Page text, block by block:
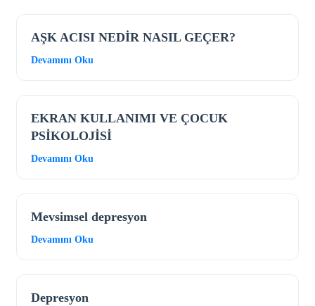
AŞK ACISI NEDİR NASIL GEÇER?
Devamını Oku
EKRAN KULLANIMI VE ÇOCUK
PSİKOLOJİSİ
Devamını Oku
Mevsimsel depresyon
Devamını Oku
Depresyon